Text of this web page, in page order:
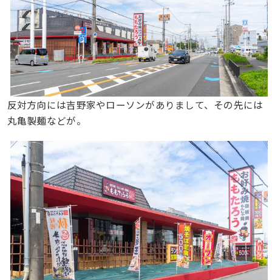
反対方向には吉野家やローソンがありまして、その先には
丸亀製麺などが。